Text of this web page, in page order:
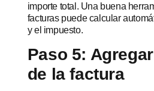
importe total. Una buena
facturas puede calcular
y el impuesto.
Paso 5:
de la factura